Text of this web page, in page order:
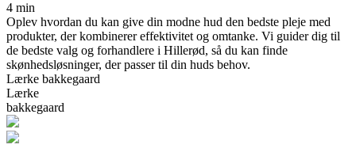
4 min
Oplev hvordan du kan give din modne hud den bedste pleje med
produkter, der kombinerer effektivitet og omtanke. Vi guider dig til
de bedste valg og forhandlere i Hillerød, så du kan finde
skønhedsløsninger, der passer til din huds behov.
Lærke bakkegaard
Lærke
bakkegaard